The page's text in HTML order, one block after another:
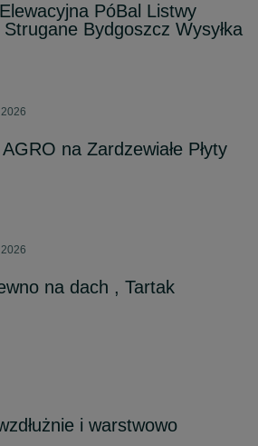
PóBal Listwy
Bydgoszcz Wysyłka
na Zardzewiałe Płyty
na dach , Tartak
i warstwowo